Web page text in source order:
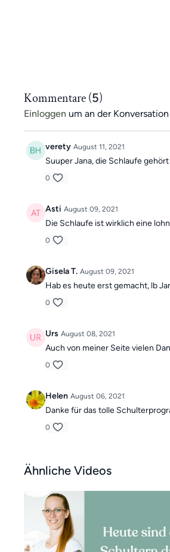
Kommentare (5)
Einloggen um an der
verety August 11, 2021
Suuper Jana, die Schlaufe
0
Asti August 09, 2021
Die Schlaufe ist wirklich eine
0
Gisela T. August 09, 2021
Hab es heute erst gemacht, lb
0
Urs August 08, 2021
Auch von meiner Seite vielen
0
Helen August 06, 2021
Danke für das tolle
0
Ähnliche Videos